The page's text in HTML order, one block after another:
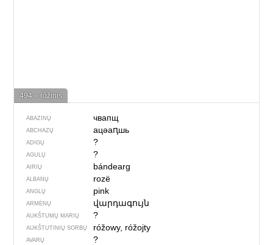
494 – rõžinis
ABAZINŲ чвапщ
ABCHAZŲ ацәаԥшь
ADIGŲ ?
AGULŲ ?
AIRIŲ bándearg
ALBANŲ rozë
ANGLŲ pink
ARMĖNŲ վարդագույն
AUKŠTUMŲ MARIŲ ?
AUKŠTUTINIŲ SORBŲ róžowy, róžojty
AVARŲ ?